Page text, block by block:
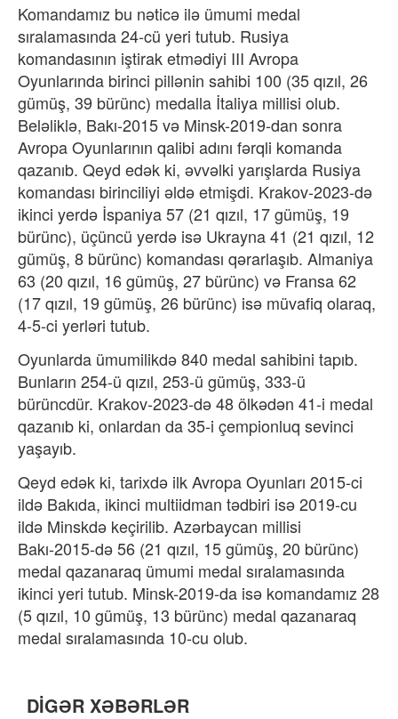
Komandamız bu nəticə ilə ümumi medal
sıralamasında 24-cü yeri tutub. Rusiya
komandasının iştirak etmədiyi III Avropa
Oyunlarında birinci pillənin sahibi 100 (35 qızıl, 26
gümüş, 39 bürünc) medalla İtaliya millisi olub.
Beləliklə, Bakı-2015 və Minsk-2019-dan sonra
Avropa Oyunlarının qalibi adını fərqli komanda
qazanıb. Qeyd edək ki, əvvəlki yarışlarda Rusiya
komandası birinciliyi əldə etmişdi. Krakov-2023-də
ikinci yerdə İspaniya 57 (21 qızıl, 17 gümüş, 19
bürünc), üçüncü yerdə isə Ukrayna 41 (21 qızıl, 12
gümüş, 8 bürünc) komandası qərarlaşıb. Almaniya
63 (20 qızıl, 16 gümüş, 27 bürünc) və Fransa 62
(17 qızıl, 19 gümüş, 26 bürünc) isə müvafiq olaraq,
4-5-ci yerləri tutub.
Oyunlarda ümumilikdə 840 medal sahibini tapıb.
Bunların 254-ü qızıl, 253-ü gümüş, 333-ü
bürüncdür. Krakov-2023-də 48 ölkədən 41-i medal
qazanıb ki, onlardan da 35-i çempionluq sevinci
yaşayıb.
Qeyd edək ki, tarixdə ilk Avropa Oyunları 2015-ci
ildə Bakıda, ikinci multiidman tədbiri isə 2019-cu
ildə Minskdə keçirilib. Azərbaycan millisi
Bakı-2015-də 56 (21 qızıl, 15 gümüş, 20 bürünc)
medal qazanaraq ümumi medal sıralamasında
ikinci yeri tutub. Minsk-2019-da isə komandamız 28
(5 qızıl, 10 gümüş, 13 bürünc) medal qazanaraq
medal sıralamasında 10-cu olub.
DİGƏR XƏBƏRLƏR